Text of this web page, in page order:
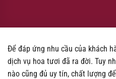
Để đáp ứng nhu cầu của khách
dịch vụ hoa tươi đã ra đời. Tuy
nào cũng đủ uy tín, chất lượng